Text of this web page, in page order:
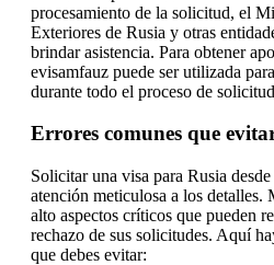
procesamiento de la solicitud, el
Exteriores de Rusia y otras
brindar asistencia. Para obtener
evisamfauz puede ser utilizada
durante todo el proceso de
Errores comunes que
Solicitar una visa para Rusia
atención meticulosa a los detalles.
alto aspectos críticos que pueden
rechazo de sus solicitudes. Aquí
que debes evitar: